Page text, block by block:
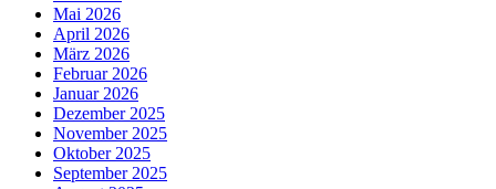
Mai 2026
April 2026
März 2026
Februar 2026
Januar 2026
Dezember 2025
November 2025
Oktober 2025
September 2025